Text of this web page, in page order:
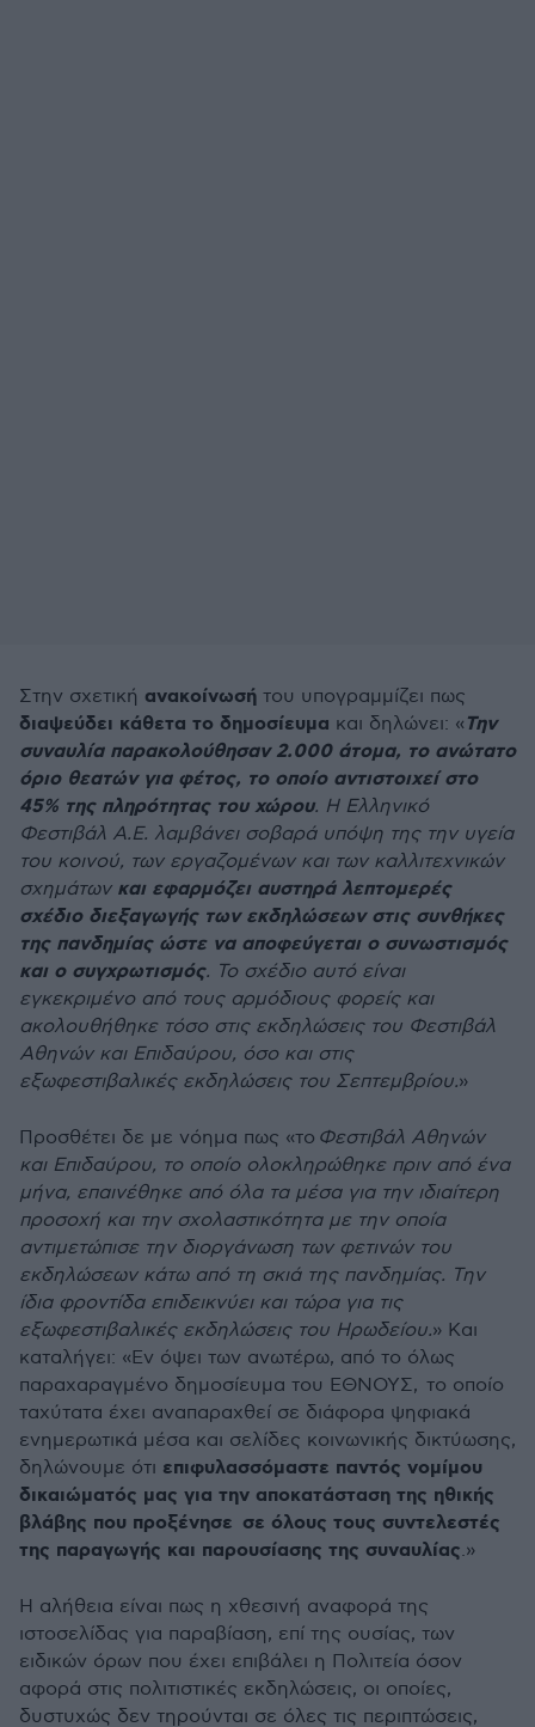
Στην σχετική ανακοίνωσή του υπογραμμίζει πως
διαψεύδει κάθετα το δημοσίευμα και δηλώνει: « Την
συναυλία παρακολούθησαν 2.000 άτομα, το ανώτατο
όριο θεατών για φέτος, το οποίο αντιστοιχεί στο
45% της πληρότητας του χώρου. Η Ελληνικό
Φεστιβάλ Α.Ε. λαμβάνει σοβαρά υπόψη της την υγεία
του κοινού, των εργαζομένων και των καλλιτεχνικών
σχημάτων και εφαρμόζει αυστηρά λεπτομερές
σχέδιο διεξαγωγής των εκδηλώσεων στις συνθήκες
της πανδημίας ώστε να αποφεύγεται ο συνωστισμός
και ο συγχρωτισμός. Το σχέδιο αυτό είναι
εγκεκριμένο από τους αρμόδιους φορείς και
ακολουθήθηκε τόσο στις εκδηλώσεις του Φεστιβάλ
Αθηνών και Επιδαύρου, όσο και στις
εξωφεστιβαλικές εκδηλώσεις του Σεπτεμβρίου.»
Προσθέτει δε με νόημα πως «το Φεστιβάλ Αθηνών
και Επιδαύρου, το οποίο ολοκληρώθηκε πριν από ένα
μήνα, επαινέθηκε από όλα τα μέσα για την ιδιαίτερη
προσοχή και την σχολαστικότητα με την οποία
αντιμετώπισε την διοργάνωση των φετινών του
εκδηλώσεων κάτω από τη σκιά της πανδημίας. Την
ίδια φροντίδα επιδεικνύει και τώρα για τις
εξωφεστιβαλικές εκδηλώσεις του Ηρωδείου.» Και
καταλήγει: «Εν όψει των ανωτέρω, από το όλως
παραχαραγμένο δημοσίευμα του ΕΘΝΟΥΣ, το οποίο
ταχύτατα έχει αναπαραχθεί σε διάφορα ψηφιακά
ενημερωτικά μέσα και σελίδες κοινωνικής δικτύωσης,
δηλώνουμε ότι επιφυλασσόμαστε παντός νομίμου
δικαιώματός μας για την αποκατάσταση της ηθικής
βλάβης που προξένησε σε όλους τους συντελεστές
της παραγωγής και παρουσίασης της συναυλίας.»
Η αλήθεια είναι πως η χθεσινή αναφορά της
ιστοσελίδας για παραβίαση, επί της ουσίας, των
ειδικών όρων που έχει επιβάλει η Πολιτεία όσον
αφορά στις πολιτιστικές εκδηλώσεις, οι οποίες,
δυστυχώς δεν τηρούνται σε όλες τις περιπτώσεις,